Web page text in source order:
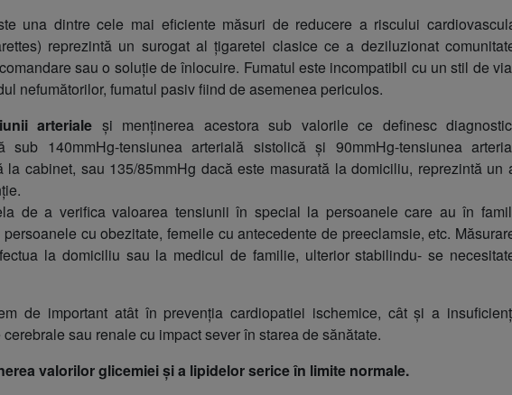
una dintre cele mai eficiente măsuri de reducere a riscului
reprezintă un surogat al țigaretei clasice ce a deziluzionat
sau o soluție de înlocuire. Fumatul este incompatibil cu un stil de
nefumătorilor, fumatul pasiv fiind de asemenea periculos.
arteriale și menținerea acestora sub valorile ce definesc
sub 140mmHg-tensiunea arterială sistolică și 90mmHg-tensiunea
la cabinet, sau 135/85mmHg dacă este masurată la domiciliu, reprezintă un
de a verifica valoarea tensiunii în special la persoanele care au în
cu obezitate, femeile cu antecedente de preeclamsie, etc.
la domiciliu sau la medicul de familie, ulterior stabilindu- se
de important atât în prevenția cardiopatiei ischemice, cât și a
sau renale cu impact sever în starea de sănătate.
valorilor glicemiei și a lipidelor serice în limite normale.